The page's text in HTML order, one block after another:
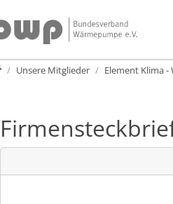
Verband
Unsere Mitglieder Element Klima